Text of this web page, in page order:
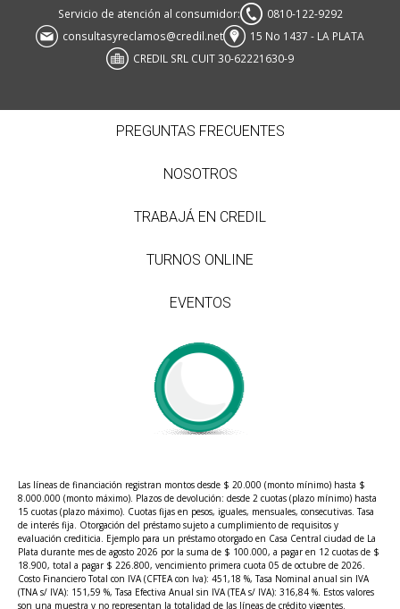
Servicio de atención al consumidor:
0810-122-9292
consultasyreclamos@credil.net
15 No 1437 - LA PLATA
CREDIL SRL CUIT 30-62221630-9
PREGUNTAS FRECUENTES
NOSOTROS
TRABAJÁ EN CREDIL
TURNOS ONLINE
EVENTOS
Las líneas de financiación registran montos desde $ 20.000 (monto mínimo) hasta $
8.000.000 (monto máximo). Plazos de devolución: desde 2 cuotas (plazo mínimo) hasta
15 cuotas (plazo máximo). Cuotas fijas en pesos, iguales, mensuales, consecutivas. Tasa
de interés fija. Otorgación del préstamo sujeto a cumplimiento de requisitos y
evaluación crediticia. Ejemplo para un préstamo otorgado en Casa Central ciudad de La
Plata durante mes de agosto 2026 por la suma de $ 100.000, a pagar en 12 cuotas de $
18.900, total a pagar $ 226.800, vencimiento primera cuota 05 de octubre de 2026.
Costo Financiero Total con IVA (CFTEA con Iva): 451,18 %, Tasa Nominal anual sin IVA
(TNA s/ IVA): 151,59 %, Tasa Efectiva Anual sin IVA (TEA s/ IVA): 316,84 %. Estos valores
son una muestra y no representan la totalidad de las líneas de crédito vigentes.